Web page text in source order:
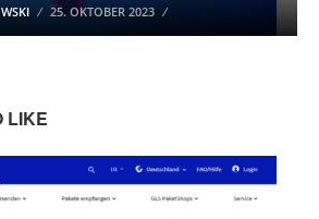
25. OKTOBER 2023
LIKE